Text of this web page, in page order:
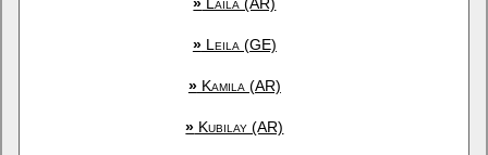
»Leila (GE)
»Kamila (AR)
» Kubilay (AR)